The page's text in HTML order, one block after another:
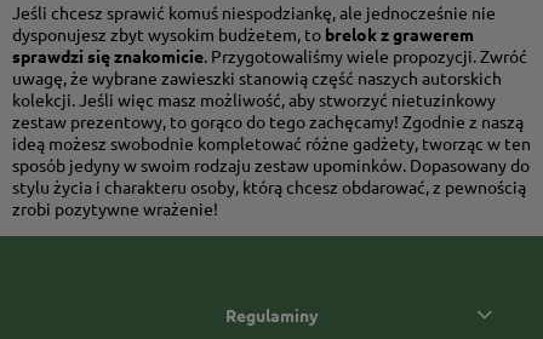
Jeśli chcesz sprawić komuś niespodziankę, ale jednocześnie nie
dysponujesz zbyt wysokim budżetem, to brelok z grawerem
sprawdzi się znakomicie. Przygotowaliśmy wiele propozycji. Zwróć
uwagę, że wybrane zawieszki stanowią część naszych autorskich
kolekcji. Jeśli więc masz możliwość, aby stworzyć nietuzinkowy
zestaw prezentowy, to gorąco do tego zachęcamy! Zgodnie z naszą
ideą możesz swobodnie kompletować różne gadżety, tworząc w ten
sposób jedyny w swoim rodzaju zestaw upominków. Dopasowany do
stylu życia i charakteru osoby, którą chcesz obdarować, z pewnością
zrobi pozytywne wrażenie!
Regulaminy